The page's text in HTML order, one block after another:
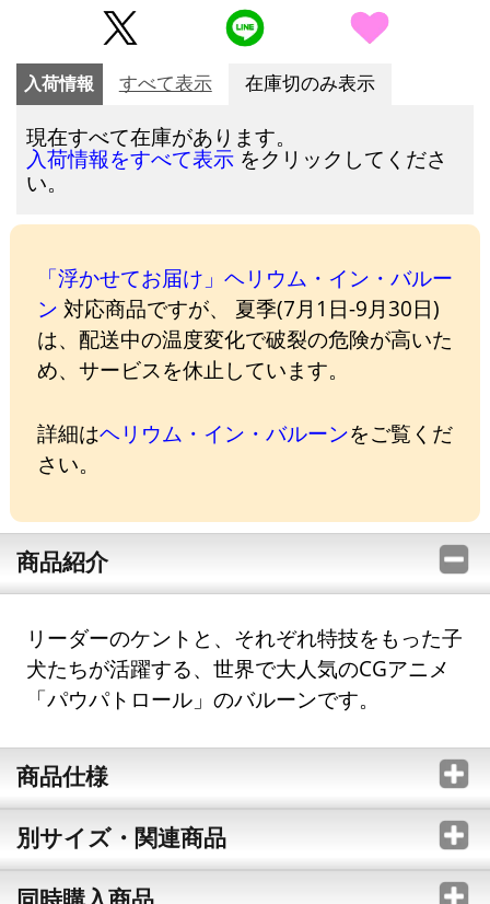
入荷情報 すべて表示 在庫切のみ表示
現在すべて在庫があります。
入荷情報をすべて表示 をクリックしてくださ
い。
「浮かせてお届け」ヘリウム・イン・バルー
ン 対応商品ですが、 夏季(7月1日-9月30日)
は、配送中の温度変化で破裂の危険が高いた
め、サービスを休止しています。
詳細はヘリウム・イン・バルーンをご覧くだ
さい。
商品紹介
リーダーのケントと、それぞれ特技をもった子
犬たちが活躍する、世界で大人気のCGアニメ
「パウパトロール」のバルーンです。
商品仕様
別サイズ・関連商品